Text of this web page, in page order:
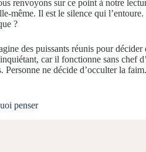
renvoyons sur ce point à notre
même. Il est le silence qui
?
des puissants réunis pour
car il fonctionne sans chef
Personne ne décide d’occulter la
penser